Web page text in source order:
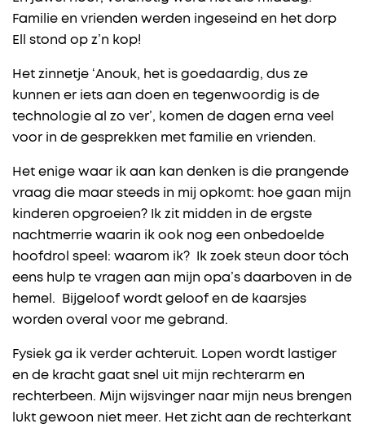
Familie en vrienden werden ingeseind en het dorp
Ell stond op z’n kop!
Het zinnetje ‘Anouk, het is goedaardig, dus ze
kunnen er iets aan doen en tegenwoordig is de
technologie al zo ver’, komen de dagen erna veel
voor in de gesprekken met familie en vrienden.
Het enige waar ik aan kan denken is die prangende
vraag die maar steeds in mij opkomt: hoe gaan mijn
kinderen opgroeien? Ik zit midden in de ergste
nachtmerrie waarin ik ook nog een onbedoelde
hoofdrol speel: waarom ik? Ik zoek steun door tóch
eens hulp te vragen aan mijn opa’s daarboven in de
hemel. Bijgeloof wordt geloof en de kaarsjes
worden overal voor me gebrand.
Fysiek ga ik verder achteruit. Lopen wordt lastiger
en de kracht gaat snel uit mijn rechterarm en
rechterbeen. Mijn wijsvinger naar mijn neus brengen
lukt gewoon niet meer. Het zicht aan de rechterkant